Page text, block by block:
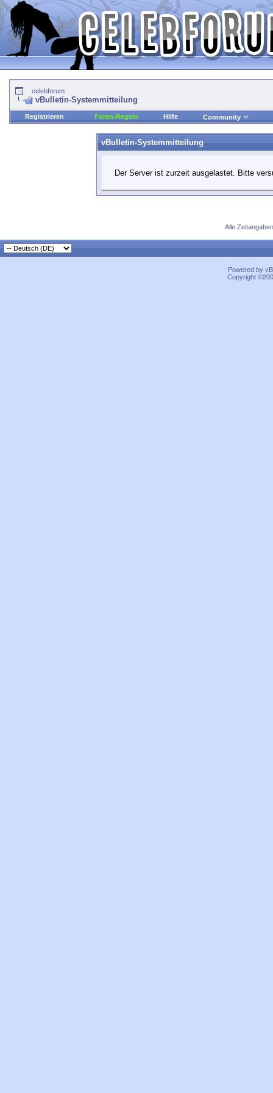
celebforum
vBulletin-Systemmitteilung
Registrieren Foren-Regeln Hilfe Community
vBulletin-Systemmitteilung
Der Server ist zurzeit ausgelastet. Bitte
Alle
Powered by
Copyright